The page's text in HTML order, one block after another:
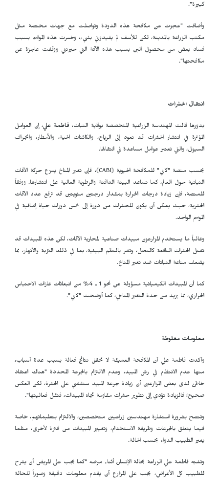
كبيرة".
وأضافت "عجزت عن مكافحة هذه الدودة وتواصلت مع جهات مختصة مثل
مكتب الزراعة بالمدينة، لكن للأسف لم يفيدوني بشيء، وخسرت هذه المواسم بسبب
فساد بعض من محصول البن بسبب هذه الآفة التي حيرتني ووقفت عاجزة عن
مكافحتها".
انتقال الحشرات
بدورها قالت المهندسة الزراعية المتخصصة بوقاية النبات، فاطمة علي، إن العوامل
المؤثرة في انتشار الحشرات قد تعود إلى الرياح، والكائنات الحية، والأمطار، وانجراف
السيول، والتي تعتبر عوامل مساعدة في انتقالها.
بحسب منصة "كابي" للمكافحة الحيوية (CABI)، فإن تغير المناخ يسرّع حركة الآفات
النباتية حول العالم، كما تساعد البيئة الدافئة والرطوبة العالية على انتشارها. ووفقاً
للمنصة، فإن زيادة درجات الحرارة بمقدار درجتين مئويتين قد ترفع عدد الآفات
الحشرية، حيث يمكن أن يكون للحشرات من دورة إلى خمس دورات حياة إضافية في
الموسم الواحد.
وغالباً ما يستخدم المزارعون مبيدات صناعية لمحاربة الآفات، لكن هذه المبيدات قد
تقتل الحشرات النافعة كالنحل، وتضر بالنظم البيئية، بما في ذلك التربة والأنهار، مما
يضعف مناعة النباتات ضد تغير المناخ.
كما أن المبيدات الكيميائية مسؤولة عن نحو 1 ـ 4% من انبعاثات غازات الاحتباس
الحراري، مما يزيد من حدة التغير المناخي، كما أوضحت "كابي".
معلومات مغلوطة
وأكدت فاطمة علي أن المكافحة العميقة لا تحقق نتائج فعالة بسبب عدة أسباب،
منها عدم الانتظام في رش المبيد، وعدم الالتزام بالجرعة المحددة "هناك اعتقاد
خاطئ لدى بعض المزارعين أن زيادة جرعة المبيد ستقضي على الحشرة، لكن العكس
صحيح؛ فالزيادة تؤدي إلى تطوير حشرات مقاومة تجاه المبيدات، فتقل فعاليتها".
وتنصح بضرورة استشارة مهندسين زراعيين متخصصين، والالتزام بتعليماتهم، خاصة
فيما يتعلق بالجرعات وطريقة الاستخدام، وتغيير المبيدات من فترة لأخرى، مثلما
يغير الطبيب الدواء بحسب الحالة.
وتشبّه فاطمة علي الزراعة بحالة الإنسان أثناء مرضه "كما يجب على المريض أن يشرح
للطبيب كل الأعراض، يجب على المزارع أن يقدم معلومات دقيقة وصوراً للحالة